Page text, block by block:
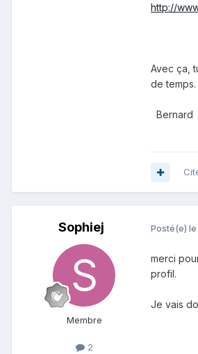
http://
Avec ça,
de temps.
Bernard
Sophiej
Membre
2
Posté(e) le
merci
profil.
Je vais